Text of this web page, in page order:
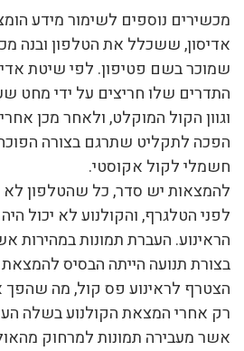
מכשירים נוספים לשימור מידע
אדיסון, ששכלל את הטלפון ובנה
שמוכר בשם פטיפון. לפי שיטת
התדרים שלו חריצים על ידי מחט
וגוון הקול המוקלט, ולאחר מכן
הפכה לתקליט שתרגם בצורה
חשמלי לקול אקוסטי.
להמצאות יש סדר, כל שהטלפון לא
לפני הטלגרף, והקולנוע לא יכול
הראינוע. העברת תמונות במהירות
בצורת תנועה הייתה הבסיס להמצאת
הצטרף לראינוע פס קול, מה שהפך
רק אחרי המצאת הקולנוע בשלה
אשר מעבירה תמונות למרחוק